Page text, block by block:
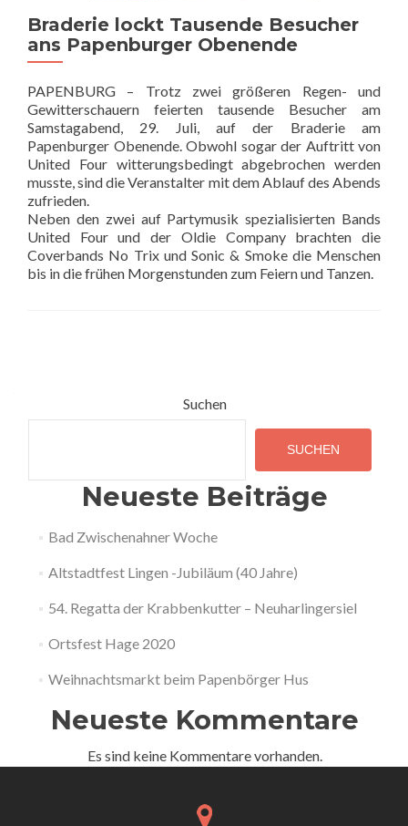
Braderie lockt Tausende Besucher
ans Papenburger Obenende
PAPENBURG – Trotz zwei größeren Regen- und
Gewitterschauern feierten tausende Besucher am
Samstagabend, 29. Juli, auf der Braderie am
Papenburger Obenende. Obwohl sogar der Auftritt von
United Four witterungsbedingt abgebrochen werden
musste, sind die Veranstalter mit dem Ablauf des Abends
zufrieden.
Neben den zwei auf Partymusik spezialisierten Bands
United Four und der Oldie Company brachten die
Coverbands No Trix und Sonic & Smoke die Menschen
bis in die frühen Morgenstunden zum Feiern und Tanzen.
Suchen
SUCHEN
Neueste Beiträge
Bad Zwischenahner Woche
Altstadtfest Lingen -Jubiläum (40 Jahre)
54. Regatta der Krabbenkutter – Neuharlingersiel
Ortsfest Hage 2020
Weihnachtsmarkt beim Papenbörger Hus
Neueste Kommentare
Es sind keine Kommentare vorhanden.